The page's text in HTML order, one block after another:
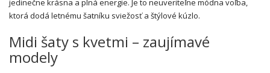
jedinečne krásna a plná energie. Je to neuveriteľne módna voľba,
ktorá dodá letnému šatníku sviežosť a štýlové kúzlo.
Midi šaty s kvetmi – zaujímavé
modely